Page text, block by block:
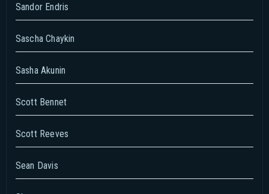
Sandor Endris
Sascha Chaykin
Sasha Akunin
Scott Bennet
Scott Reeves
Sean Davis